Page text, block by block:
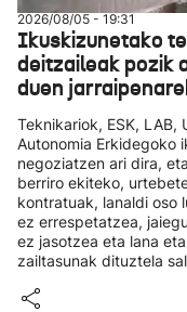
2026/08/05 - 19:31
Ikuskizunetako
deitzaileak pozik
duen
Teknikariok, ESK, LAB,
Autonomia Erkidegoko
negoziatzen ari dira,
berriro ekiteko,
kontratuak, lanaldi oso
ez errespetatzea,
ez jasotzea eta lana
zailtasunak dituztela